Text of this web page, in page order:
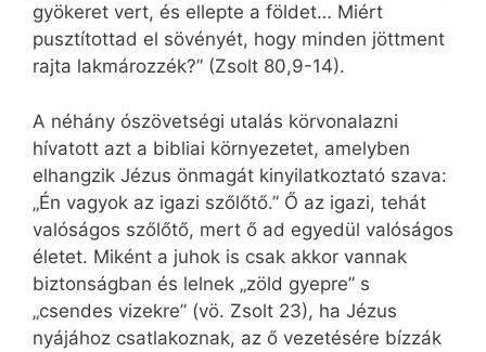
gyökeret vert, és ellepte a földet… Miért
pusztítottad el sövényét, hogy minden jöttment
rajta lakmározzék?” (Zsolt 80,9-14).
A néhány ószövetségi utalás körvonalazni
hívatott azt a bibliai környezetet, amelyben
elhangzik Jézus önmagát kinyilatkoztató szava:
„Én vagyok az igazi szőlőtő.” Ő az igazi, tehát
valóságos szőlőtő, mert ő ad egyedül valóságos
életet. Miként a juhok is csak akkor vannak
biztonságban és lelnek „zöld gyepre” s
„csendes vizekre” (vö. Zsolt 23), ha Jézus
nyájához csatlakoznak, az ő vezetésére bízzák